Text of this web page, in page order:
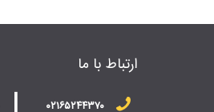
ارتباط با ما
۰۲۱۶۵۲۴۴۳۷۰ |